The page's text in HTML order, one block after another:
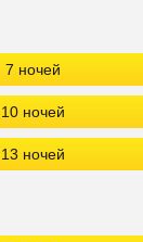
7 ночей
10 ночей
13 ночей